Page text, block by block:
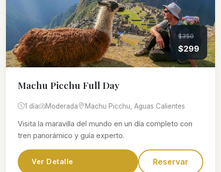
$350
$299
Machu Picchu Full Day
1 día Moderada Machu Picchu, Aguas Calientes
Visita la maravilla del mundo en un día completo con
tren panorámico y guía experto.
Ver Detalle Reservar